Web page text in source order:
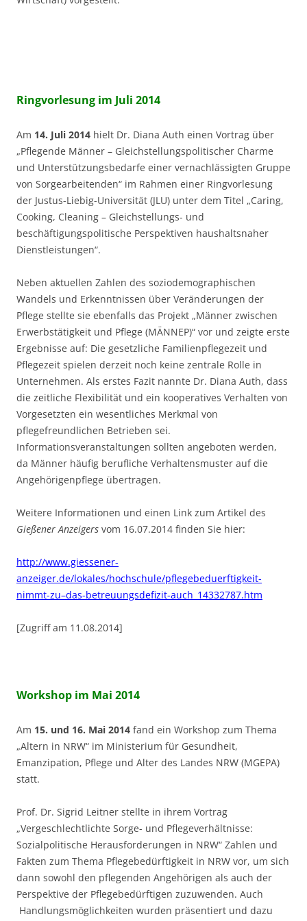
Ringvorlesung im Juli 2014
Am 14. Juli 2014 hielt Dr. Diana Auth einen Vortrag über
„Pflegende Männer – Gleichstellungspolitischer Charme
und Unterstützungsbedarfe einer vernachlässigten Gruppe
von Sorgearbeitenden“ im Rahmen einer Ringvorlesung
der Justus-Liebig-Universität (JLU) unter dem Titel „Caring,
Cooking, Cleaning – Gleichstellungs- und
beschäftigungspolitische Perspektiven haushaltsnaher
Dienstleistungen“.
Neben aktuellen Zahlen des soziodemographischen
Wandels und Erkenntnissen über Veränderungen der
Pflege stellte sie ebenfalls das Projekt „Männer zwischen
Erwerbstätigkeit und Pflege (MÄNNEP)“ vor und zeigte erste
Ergebnisse auf: Die gesetzliche Familienpflegezeit und
Pflegezeit spielen derzeit noch keine zentrale Rolle in
Unternehmen. Als erstes Fazit nannte Dr. Diana Auth, dass
die zeitliche Flexibilität und ein kooperatives Verhalten von
Vorgesetzten ein wesentliches Merkmal von
pflegefreundlichen Betrieben sei.
Informationsveranstaltungen sollten angeboten werden,
da Männer häufig berufliche Verhaltensmuster auf die
Angehörigenpflege übertragen.
Weitere Informationen und einen Link zum Artikel des
Gießener Anzeigers vom 16.07.2014 finden Sie hier:
http://www.giessener-
anzeiger.de/lokales/hochschule/pflegebeduerftigkeit-
nimmt-zu–das-betreuungsdefizit-auch_14332787.htm
[Zugriff am 11.08.2014]
Workshop im Mai 2014
Am 15. und 16. Mai 2014 fand ein Workshop zum Thema
„Altern in NRW“ im Ministerium für Gesundheit,
Emanzipation, Pflege und Alter des Landes NRW (MGEPA)
statt.
Prof. Dr. Sigrid Leitner stellte in ihrem Vortrag
„Vergeschlechtlichte Sorge- und Pflegeverhältnisse:
Sozialpolitische Herausforderungen in NRW“ Zahlen und
Fakten zum Thema Pflegebedürftigkeit in NRW vor, um sich
dann sowohl den pflegenden Angehörigen als auch der
Perspektive der Pflegebedürftigen zuzuwenden. Auch
Handlungsmöglichkeiten wurden präsentiert und dazu